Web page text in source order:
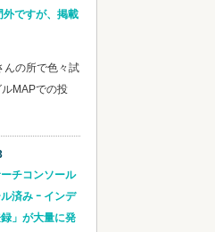
外ですが、掲載
んの所で色々試
MAPでの投
チコンソール
済み ｰ インデ
」が大量に発